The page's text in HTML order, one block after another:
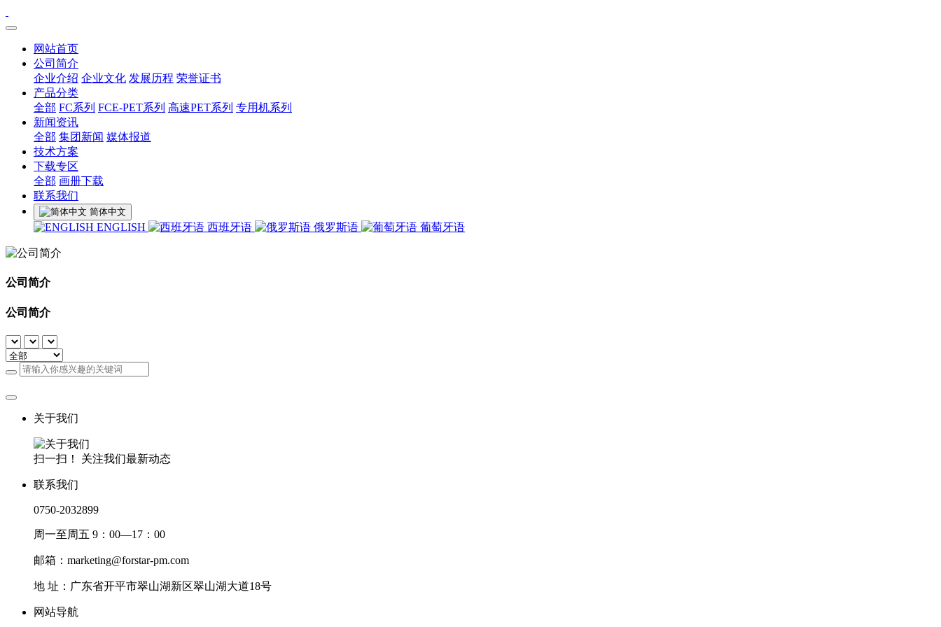
网站首页
公司简介
企业介绍 企业文化 发展历程 荣誉证书
产品分类
全部 FC系列 FCE-PET系列 高速PET系列 专用机系列
新闻资讯
全部 集团新闻 媒体报道
技术方案
下载专区
全部 画册下载
联系我们
简体中文
ENGLISH 西班牙语 俄罗斯语 葡萄牙语
公司简介
公司简介
关于我们
扫一扫！ 关注我们最新动态
联系我们
0750-2032899
周一至周五 9：00—17：00
邮箱：marketing@forstar-pm.com
地 址：广东省开平市翠山湖新区翠山湖大道18号
网站导航